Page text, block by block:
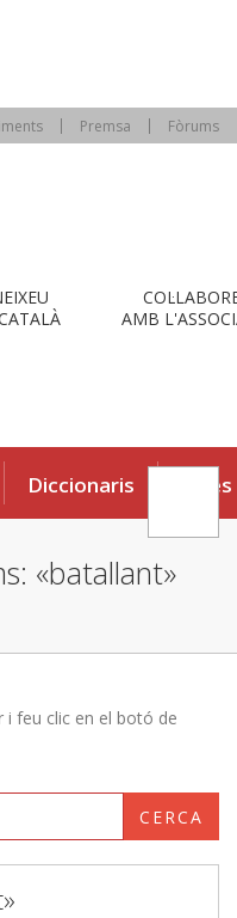
Premsa Fòrums
AMB
Diccionaris Eines
«batallant»
i feu clic en el botó de
CERCA